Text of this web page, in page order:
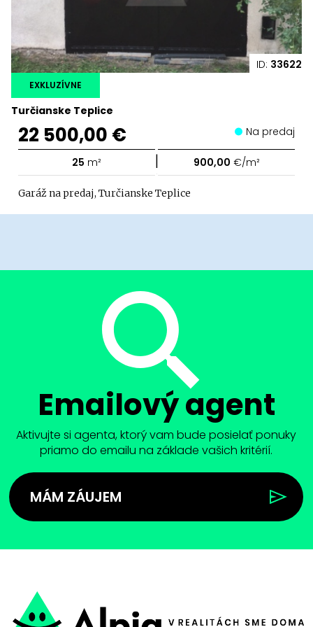
ID: 33622
Turčianske Teplice
EXKLUZÍVNE
22 500,00 € Na predaj
25 m² | 900,00 €/m²
Garáž na predaj, Turčianske Teplice
Emailový agent
Aktivujte si agenta, ktorý vam bude posielať ponuky
priamo do emailu na základe vašich kritérií.
MÁM ZÁUJEM